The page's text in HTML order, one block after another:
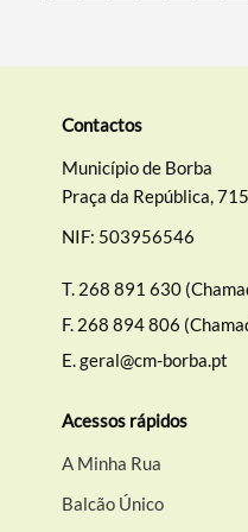
Contactos
Município de Borba
Praça da República,
NIF: 503956546
T. 268 891 630
F. 268 894 806
E.geral@cm-borba.pt
Acessos rápidos
A Minha Rua
Balcão Único